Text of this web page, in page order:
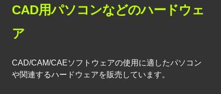
CAD用パソコンなどのハードウェ
ア
CAD/CAM/CAEソフトウェアの使用に適したパソコン
や関連するハードウェアを販売しています。